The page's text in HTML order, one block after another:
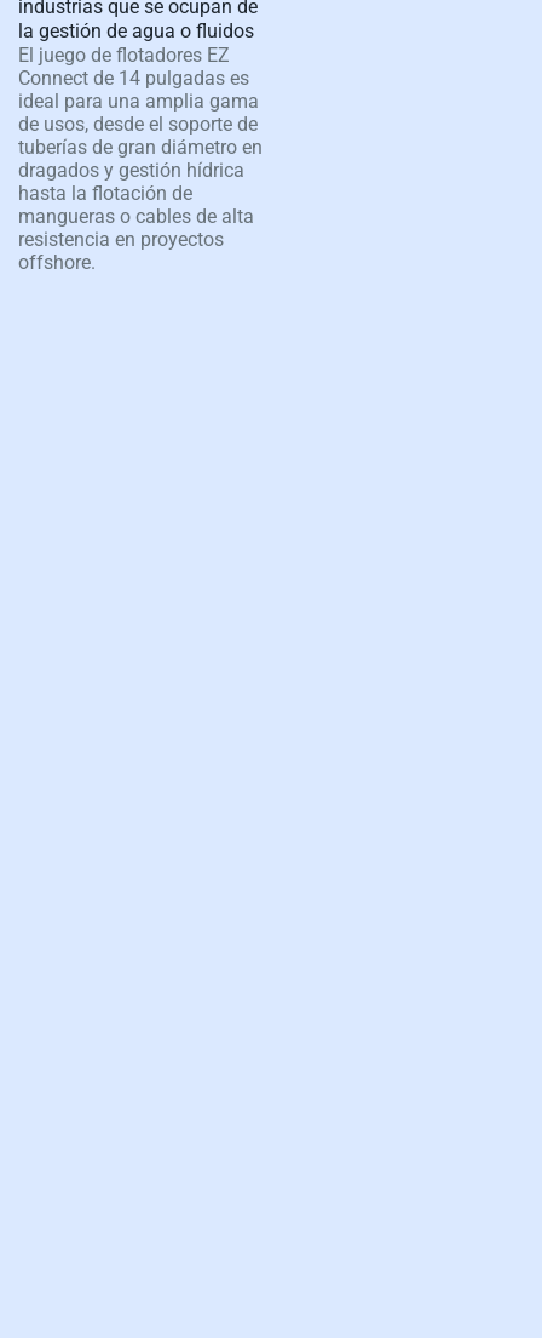
industrias que se ocupan de
la gestión de agua o fluidos
El juego de flotadores EZ
Connect de 14 pulgadas es
ideal para una amplia gama
de usos, desde el soporte de
tuberías de gran diámetro en
dragados y gestión hídrica
hasta la flotación de
mangueras o cables de alta
resistencia en proyectos
offshore.